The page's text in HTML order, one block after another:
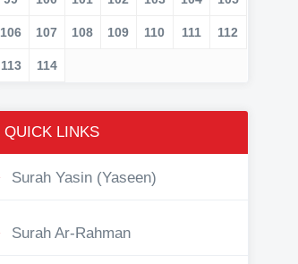
106 107 108 109 110 111 112
113 114
QUICK LINKS
Surah Yasin (Yaseen)
Surah Ar-Rahman